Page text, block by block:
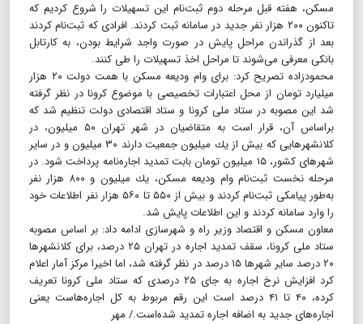
مسكن، هفته قبل مرحله دوم ثبت‌نام این تسهیلات را شروع كردیم كه
تاكنون ۲۰۰ هزار نفر جدید در سامانه ثبت كردند. افرادی كه ثبت‌نام كردند
بعد از گذراندن مراحل پایش در صورت واجد شرایط بودن، به كارتابل
بانكی معرفی می‌شوند تا مراحل اخذ تسهیلات را طی كنند.
محمودزاده تصریح كرد: برای وام ودیعه مسكن با همت دولت ۲۰ هزار
میلیارد تومان از محل اعتبارات تخصیصی با موضوع كرونا در نظر گرفته
شد این مصوبه در ستاد ملی كرونا و ستاد اقتصادی دولت تنظیم شد كه
براساس آن، قرار است به متقاضیان در شهر تهران ۵۰ میلیون، در
كلانشهرهایی كه بیش از یك میلیون جمعیت دارند ۳۰ میلیون و در سایر
شهرهای كشور، ۱۵ میلیون تومان بابت تمدید اجاره‌نامه پرداخت شود. در
مرحله نخست ثبت‌نام وام ودیعه مسكن، یك میلیون و ۸۰۰ هزار نفر
به‌طور پیامكی ثبت‌نام كردند و بیش از ۵۵۰ تا ۵۶۰ هزار نفر اطلاعات خود
را وارد سامانه كردند و این اطلاعات پایش شد.
معاون مسكن و اقتصاد وزیر راه و شهرسازی ادامه داد: بر اساس مصوبه
ستاد ملی كرونا، سقف تمدید اجاره در تهران ۲۵ درصد، برای كلانشهرها
۲۰ درصد سایر شهرها ۱۵ درصد در نظر گرفته شد، اما اخیرا مركز آمار اعلام
كرد افزایش نرخ اجاره به جای ۲۵ درصدی كه ستاد ملی كرونا تعریف
كرده، ۴۰ تا ۴۱ درصد است این رقم مربوط به كل اجاره‌هاست یعنی
اجاره‌های جدید به اضافه اجاره تمدید شده‌است./ مهر